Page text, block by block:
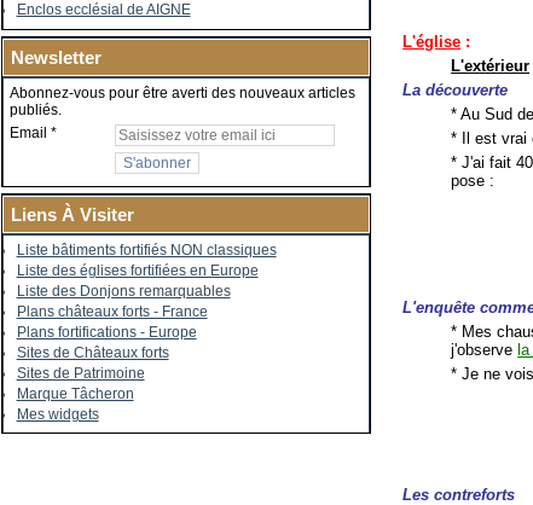
Enclos ecclésial de AIGNE
Newsletter
Abonnez-vous pour être averti des nouveaux articles
publiés.
Email
Liens À Visiter
Liste bâtiments fortifiés NON classiques
Liste des églises fortifiées en Europe
Liste des Donjons remarquables
Plans châteaux forts - France
Plans fortifications - Europe
Sites de Châteaux forts
Sites de Patrimoine
Marque Tâcheron
Mes widgets
L'église :
L'extérieur
La découverte
* Au Sud
* Il est vrai
* J'ai fait
pose :
L'enquête
* Mes
j'observe
* Je ne
Les contreforts